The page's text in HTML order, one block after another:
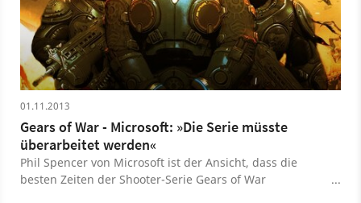
01.11.2013
Gears of War - Microsoft: »Die Serie müsste
überarbeitet werden«
Phil Spencer von Microsoft ist der Ansicht, dass die
besten Zeiten der Shooter-Serie Gears of War